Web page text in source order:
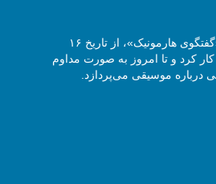
مجله آنلاین موسیقی «گفتگوی هارمونیک»، از تاریخ ۱۶
آغاز به کار کرد و تا امروز به صورت مداوم
درباره موسیقی می‌پردازد.